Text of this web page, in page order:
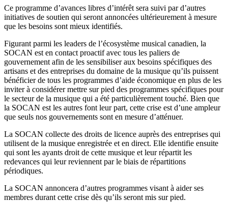
Ce programme d’avances libres d’intérêt sera suivi par d’autres
initiatives de soutien qui seront annoncées ultérieurement à mesure
que les besoins sont mieux identifiés.
Figurant parmi les leaders de l’écosystème musical canadien, la
SOCAN est en contact proactif avec tous les paliers de
gouvernement afin de les sensibiliser aux besoins spécifiques des
artisans et des entreprises du domaine de la musique qu’ils puissent
bénéficier de tous les programmes d’aide économique en plus de les
inviter à considérer mettre sur pied des programmes spécifiques pour
le secteur de la musique qui a été particulièrement touché. Bien que
la SOCAN est les autres font leur part, cette crise est d’une ampleur
que seuls nos gouvernements sont en mesure d’atténuer.
La SOCAN collecte des droits de licence auprès des entreprises qui
utilisent de la musique enregistrée et en direct. Elle identifie ensuite
qui sont les ayants droit de cette musique et leur répartit les
redevances qui leur reviennent par le biais de répartitions
périodiques.
La SOCAN annoncera d’autres programmes visant à aider ses
membres durant cette crise dès qu’ils seront mis sur pied.